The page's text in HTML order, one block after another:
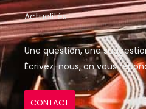
Actualités
Une question, une suggestion ou une collaboration ?
Écrivez-nous, on vous
CONTACT